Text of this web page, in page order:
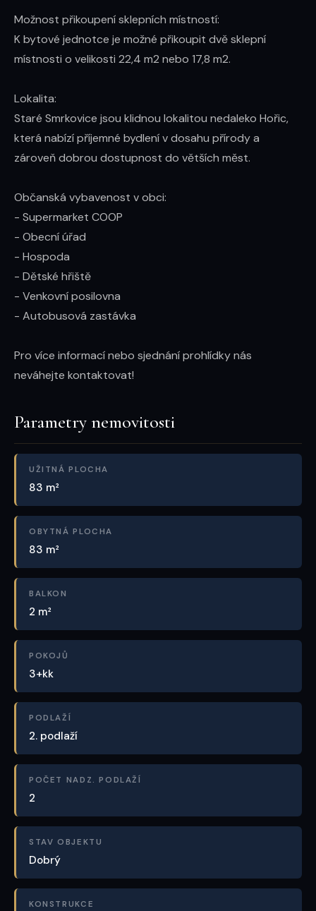
Možnost přikoupení sklepních místností:
K bytové jednotce je možné přikoupit dvě sklepní
místnosti o velikosti 22,4 m2 nebo 17,8 m2.
Lokalita:
Staré Smrkovice jsou klidnou lokalitou nedaleko Hořic,
která nabízí příjemné bydlení v dosahu přírody a
zároveň dobrou dostupnost do větších měst.
Občanská vybavenost v obci:
- Supermarket COOP
- Obecní úřad
- Hospoda
- Dětské hřiště
- Venkovní posilovna
- Autobusová zastávka
Pro více informací nebo sjednání prohlídky nás
neváhejte kontaktovat!
Parametry nemovitosti
UŽITNÁ PLOCHA
83 m²
OBYTNÁ PLOCHA
83 m²
BALKON
2 m²
POKOJŮ
3+kk
PODLAŽÍ
2. podlaží
POČET NADZ. PODLAŽÍ
2
STAV OBJEKTU
Dobrý
KONSTRUKCE